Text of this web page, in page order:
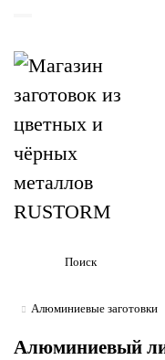
Алюминиевые заготовки
Алюминиевый